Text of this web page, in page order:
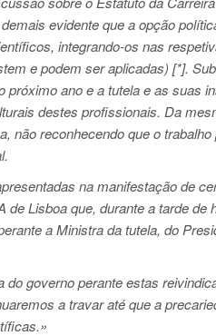
evidente que a opção
integrando-os nas
e podem ser aplicadas) [*].
próximo ano e a tutela e as suas
destes profissionais. Da
não reconhecendo que o
na manifestação de
de Lisboa que, durante a tarde
a Ministra da tutela, do
governo perante estas
a travar até que a